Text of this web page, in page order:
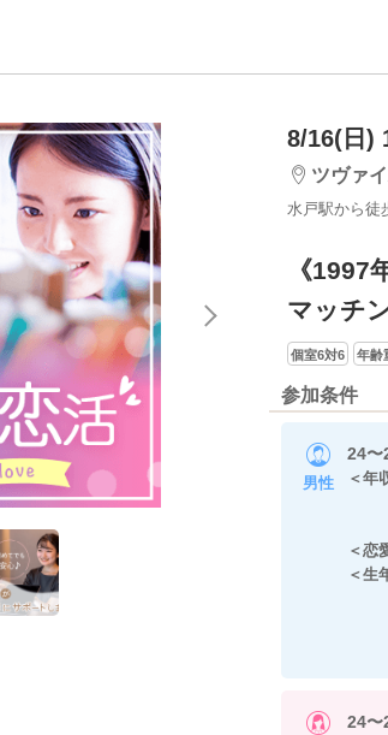
8/16(日)
ツヴァ
水戸駅から徒
《1997
マッチ
個室6対6 年齢
参加条件
男性
24〜
＜年
専
※
＜
＜
24〜